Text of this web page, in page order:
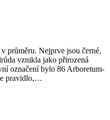
průměru. Nejprve jsou černé,
vznikla jako přirozená
označení bylo 86 Arboretum-
pravidlo,…